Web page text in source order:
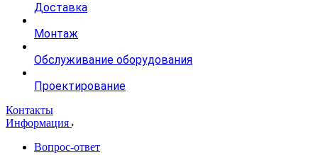
Доставка
Монтаж
Обслуживание оборудования
Проектирование
Контакты
Информация
Вопрос-ответ